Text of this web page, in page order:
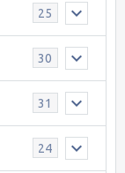
25
30
31
24